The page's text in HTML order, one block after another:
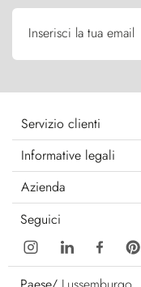
Inserisci la tua email
Servizio clienti
Informative legali
Azienda
Seguici